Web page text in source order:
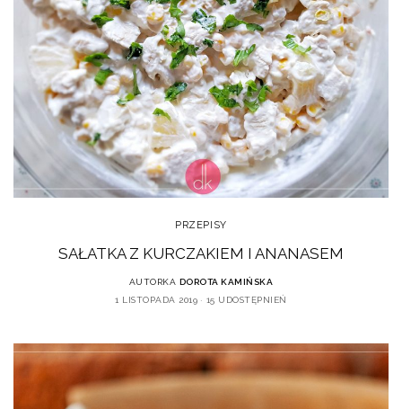
PRZEPISY
SAŁATKA Z KURCZAKIEM I ANANASEM
AUTORKA DOROTA KAMIŃSKA
1 LISTOPADA 2019
15 UDOSTĘPNIEŃ